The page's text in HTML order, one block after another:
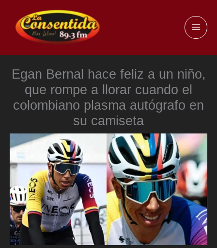
contenido
Egan Bernal hace feliz a un niño,
que rompe a llorar cuando el
colombiano plasma autógrafo en
su camiseta